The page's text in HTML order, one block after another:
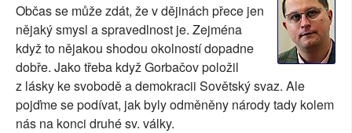
Občas se může zdát, že v dějinách přece jen
nějaký smysl a spravedlnost je. Zejména
když to nějakou shodou okolností dopadne
dobře. Jako třeba když Gorbačov položil
z lásky ke svobodě a demokracii Sovětský svaz. Ale
pojďme se podívat, jak byly odměněny národy tady kolem
nás na konci druhé sv. války.